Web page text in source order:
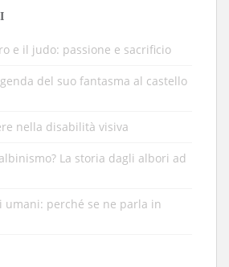
e il judo: passione e sacrificio
del suo fantasma al castello
nella disabilità visiva
La storia dagli albori ad
perché se ne parla in